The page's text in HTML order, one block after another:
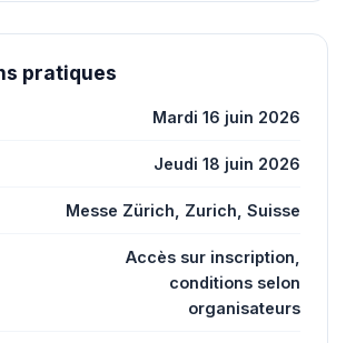
pratiques
Mardi 16 juin 2026
Jeudi 18 juin 2026
Messe Zürich, Zurich, Suisse
Accès sur inscription,
conditions selon
organisateurs